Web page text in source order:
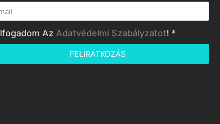
Az Adatvédelmi Szabályzatot! *
FELIRATKOZÁS